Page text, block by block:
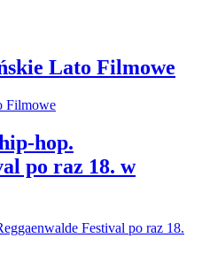
Lato Filmowe
hop.
po raz 18. w